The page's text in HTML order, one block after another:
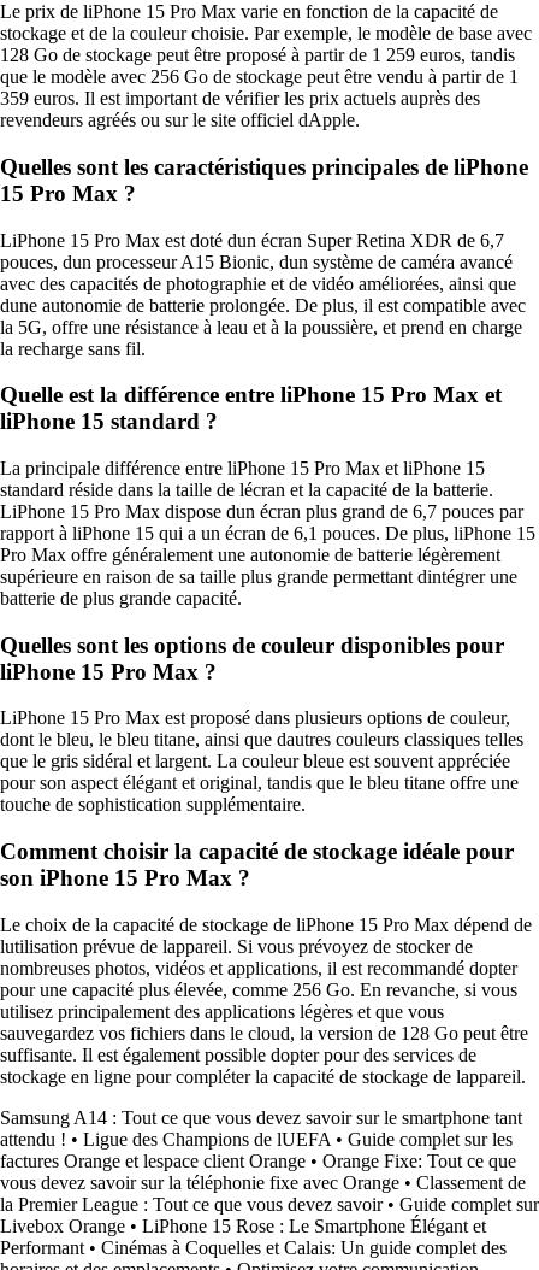
Le prix de liPhone 15 Pro Max varie en fonction de la capacité de
stockage et de la couleur choisie. Par exemple, le modèle de base avec
128 Go de stockage peut être proposé à partir de 1 259 euros, tandis
que le modèle avec 256 Go de stockage peut être vendu à partir de 1
359 euros. Il est important de vérifier les prix actuels auprès des
revendeurs agréés ou sur le site officiel dApple.
Quelles sont les caractéristiques principales de liPhone
15 Pro Max ?
LiPhone 15 Pro Max est doté dun écran Super Retina XDR de 6,7
pouces, dun processeur A15 Bionic, dun système de caméra avancé
avec des capacités de photographie et de vidéo améliorées, ainsi que
dune autonomie de batterie prolongée. De plus, il est compatible avec
la 5G, offre une résistance à leau et à la poussière, et prend en charge
la recharge sans fil.
Quelle est la différence entre liPhone 15 Pro Max et
liPhone 15 standard ?
La principale différence entre liPhone 15 Pro Max et liPhone 15
standard réside dans la taille de lécran et la capacité de la batterie.
LiPhone 15 Pro Max dispose dun écran plus grand de 6,7 pouces par
rapport à liPhone 15 qui a un écran de 6,1 pouces. De plus, liPhone 15
Pro Max offre généralement une autonomie de batterie légèrement
supérieure en raison de sa taille plus grande permettant dintégrer une
batterie de plus grande capacité.
Quelles sont les options de couleur disponibles pour
liPhone 15 Pro Max ?
LiPhone 15 Pro Max est proposé dans plusieurs options de couleur,
dont le bleu, le bleu titane, ainsi que dautres couleurs classiques telles
que le gris sidéral et largent. La couleur bleue est souvent appréciée
pour son aspect élégant et original, tandis que le bleu titane offre une
touche de sophistication supplémentaire.
Comment choisir la capacité de stockage idéale pour
son iPhone 15 Pro Max ?
Le choix de la capacité de stockage de liPhone 15 Pro Max dépend de
lutilisation prévue de lappareil. Si vous prévoyez de stocker de
nombreuses photos, vidéos et applications, il est recommandé dopter
pour une capacité plus élevée, comme 256 Go. En revanche, si vous
utilisez principalement des applications légères et que vous
sauvegardez vos fichiers dans le cloud, la version de 128 Go peut être
suffisante. Il est également possible dopter pour des services de
stockage en ligne pour compléter la capacité de stockage de lappareil.
Samsung A14 : Tout ce que vous devez savoir sur le smartphone tant
attendu ! • Ligue des Champions de lUEFA • Guide complet sur les
factures Orange et lespace client Orange • Orange Fixe: Tout ce que
vous devez savoir sur la téléphonie fixe avec Orange • Classement de
la Premier League : Tout ce que vous devez savoir• Guide complet sur
Livebox Orange • LiPhone 15 Rose : Le Smartphone Élégant et
Performant • Cinémas à Coquelles et Calais: Un guide complet des